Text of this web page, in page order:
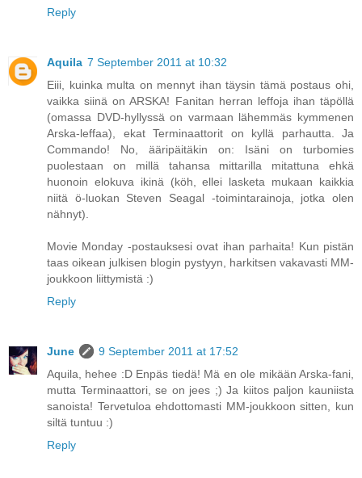
Reply
Aquila 7 September 2011 at 10:32
Eiii, kuinka multa on mennyt ihan täysin tämä postaus ohi,
vaikka siinä on ARSKA! Fanitan herran leffoja ihan täpöllä
(omassa DVD-hyllyssä on varmaan lähemmäs kymmenen
Arska-leffaa), ekat Terminaattorit on kyllä parhautta. Ja
Commando! No, ääripäitäkin on: Isäni on turbomies
puolestaan on millä tahansa mittarilla mitattuna ehkä
huonoin elokuva ikinä (köh, ellei lasketa mukaan kaikkia
niitä ö-luokan Steven Seagal -toimintarainoja, jotka olen
nähnyt).
Movie Monday -postauksesi ovat ihan parhaita! Kun pistän
taas oikean julkisen blogin pystyyn, harkitsen vakavasti MM-
joukkoon liittymistä :)
Reply
June
9 September 2011 at 17:52
Aquila, hehee :D Enpäs tiedä! Mä en ole mikään Arska-fani,
mutta Terminaattori, se on jees ;) Ja kiitos paljon kauniista
sanoista! Tervetuloa ehdottomasti MM-joukkoon sitten, kun
siltä tuntuu :)
Reply